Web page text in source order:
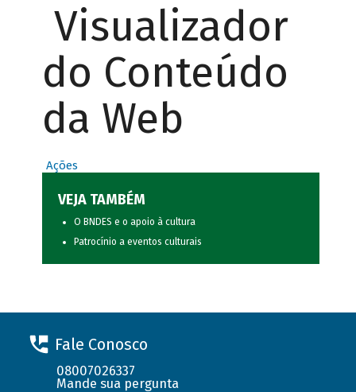
Visualizador
do Conteúdo
da Web
Ações
VEJA TAMBÉM
O BNDES e o apoio à cultura
Patrocínio a eventos culturais
Fale Conosco
08007026337
Mande sua pergunta